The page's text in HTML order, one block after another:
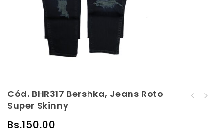
Cód. BHR317 Bershka, Jeans Roto
Super Skinny
Bs.150.00